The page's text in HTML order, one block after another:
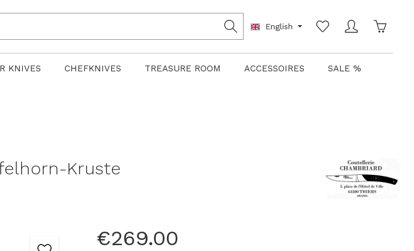
English
KNIVES CHEFKNIVES TREASURE ROOM ACCESSOIRES SALE %
Kruste
€269.00